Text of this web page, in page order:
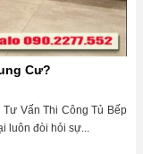
Cư?
Vấn Thi Công Tủ Bếp
luôn đòi hỏi sự...